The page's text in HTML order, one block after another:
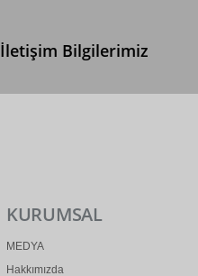
İletişim Bilgilerimiz
KURUMSAL
MEDYA
Hakkımızda